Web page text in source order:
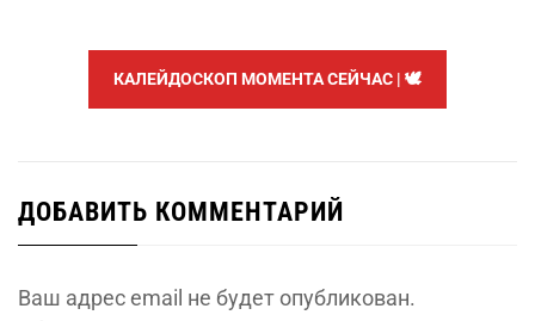
КАЛЕЙДОСКОП МОМЕНТА СЕЙЧАС | 🕊️
ДОБАВИТЬ КОММЕНТАРИЙ
Ваш адрес email не будет опубликован.